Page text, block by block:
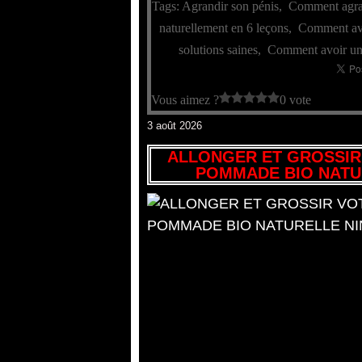
Tags: Agrandir son pénis, Comment
naturellement en 6 leçons, Comment
solutions saines,Comment avoir
Vous aimez ? 0 vote
3 août 2026
ALLONGER ET
POMMADE BIO